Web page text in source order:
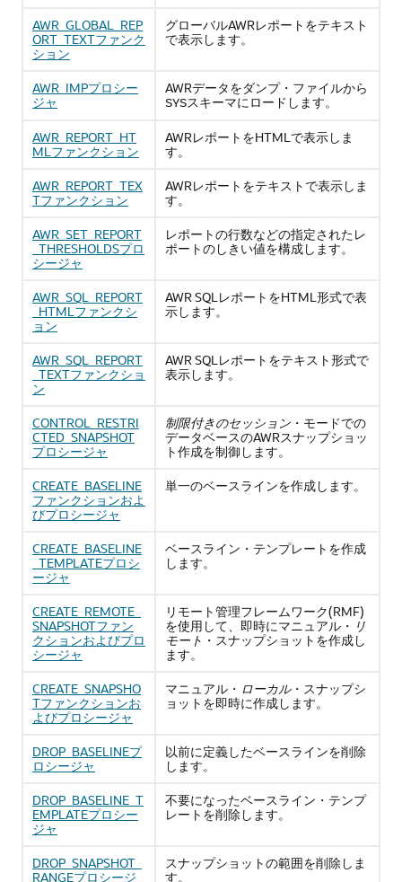
AWR_GLOBAL_REP
ORT_TEXTファンク
ション
グローバルAWRレポートをテキスト
で表示します。
AWR_IMPプロシー
ジャ
AWRデータをダンプ・ファイルから
SYSスキーマにロードします。
AWR_REPORT_HT
MLファンクション
AWRレポートをHTMLで表示しま
す。
AWR_REPORT_TEX
Tファンクション
AWRレポートをテキストで表示しま
す。
AWR_SET_REPORT
_THRESHOLDSプロ
シージャ
レポートの行数などの指定されたレ
ポートのしきい値を構成します。
AWR_SQL_REPORT
_HTMLファンクシ
ョン
AWR SQLレポートをHTML形式で表
示します。
AWR_SQL_REPORT
_TEXTファンクショ
ン
AWR SQLレポートをテキスト形式で
表示します。
CONTROL_RESTRI
CTED_SNAPSHOT
プロシージャ
制限付きのセッション ・モードでの
データベースのAWRスナップショッ
ト作成を制御します。
CREATE_BASELINE
ファンクションおよ
びプロシージャ
単一のベースラインを作成します。
CREATE_BASELINE
_TEMPLATEプロシ
ージャ
ベースライン・テンプレートを作成
します。
CREATE_REMOTE_
SNAPSHOTファン
クションおよびプロ
シージャ
リモート管理フレームワーク(RMF)
を使用して、即時にマニュアル・ リ
モート ・スナップショットを作成し
ます。
CREATE_SNAPSHO
Tファンクションお
よびプロシージャ
マニュアル・ ローカル・スナップシ
ョットを即時に作成します。
DROP_BASELINEプ
ロシージャ
以前に定義したベースラインを削除
します。
DROP_BASELINE_T
EMPLATEプロシー
ジャ
不要になったベースライン・テンプ
レートを削除します。
DROP_SNAPSHOT_
RANGEプロシージ
スナップショットの範囲を削除しま
す。